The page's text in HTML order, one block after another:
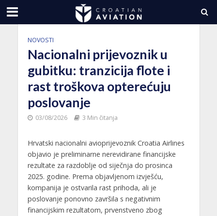
NOVOSTI
Nacionalni prijevoznik u
gubitku: tranzicija flote i
rast troškova opterećuju
poslovanje
03/08/2026 3 Min čitanja
Hrvatski nacionalni avioprijevoznik Croatia Airlines
objavio je preliminarne nerevidirane financijske
rezultate za razdoblje od siječnja do prosinca
2025. godine. Prema objavljenom izvješću,
kompanija je ostvarila rast prihoda, ali je
poslovanje ponovno završila s negativnim
financijskim rezultatom, prvenstveno zbog